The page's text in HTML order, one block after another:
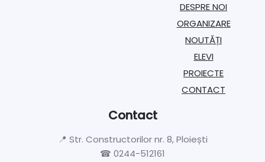
DESPRE NOI
ORGANIZARE​
NOUTĂȚI
ELEVI
PROIECTE​
CONTACT
Contact
📍 Str. Constructorilor nr. 8, Ploiești
☎ 0244-512161